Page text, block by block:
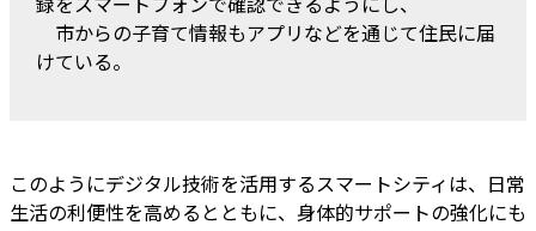
市からの子育て情報もアプリなどを通じて住民に届
けている。
このようにデジタル技術を活用するスマートシティは、日常
生活の利便性を高めるとともに、身体的サポートの強化にも